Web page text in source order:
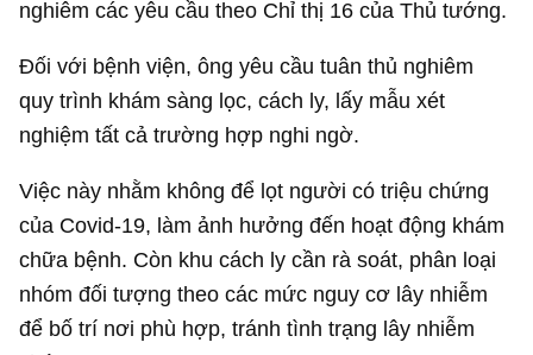
nghiêm các yêu cầu theo Chỉ thị 16 của Thủ tướng.
Đối với bệnh viện, ông yêu cầu tuân thủ nghiêm
quy trình khám sàng lọc, cách ly, lấy mẫu xét
nghiệm tất cả trường hợp nghi ngờ.
Việc này nhằm không để lọt người có triệu chứng
của Covid-19, làm ảnh hưởng đến hoạt động khám
chữa bệnh. Còn khu cách ly cần rà soát, phân loại
nhóm đối tượng theo các mức nguy cơ lây nhiễm
để bố trí nơi phù hợp, tránh tình trạng lây nhiễm